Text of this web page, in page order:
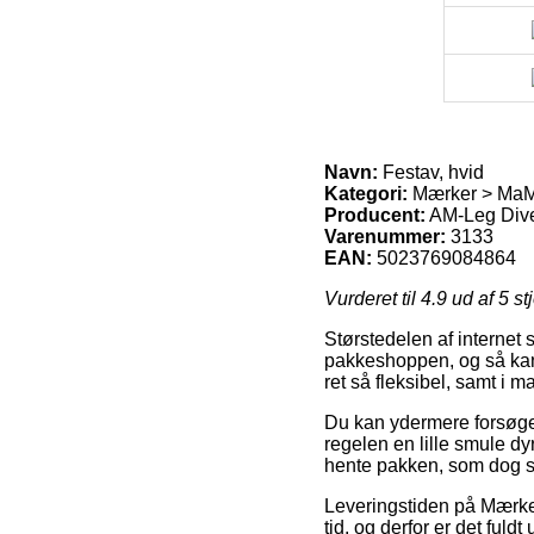
Navn: Festav, hvid
Kategori: Mærker >
Producent: AM-Leg
Varenummer: 3133
EAN: 5023769084864
Vurderet til 4.9 ud af 5
Størstedelen af internet
pakkeshoppen, og så
ret så fleksibel, samt i
Du kan ydermere
regelen en lille smule
hente pakken, som dog
Leveringstiden på
tid, og derfor er det